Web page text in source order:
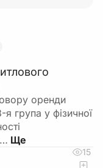
оренди
група у фізичної
15